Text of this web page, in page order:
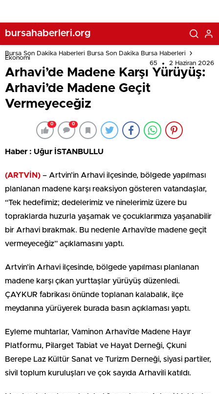
bursahaberleri.org
Bursa Son Dakika Haberleri Bursa Son Dakika Bursa Haberleri
Ekonomi
65
2 Haziran 2026
Arhavi’de Madene Karşı Yürüyüş:
Arhavi’de Madene Geçit
Vermeyeceğiz
0 0
Haber : Uğur İSTANBULLU
(ARTVİN) – Artvin’in Arhavi ilçesinde, bölgede yapılması
planlanan madene karşı reaksiyon gösteren vatandaşlar,
“Tek hedefimiz; dedelerimiz ve ninelerimiz üzere bu
topraklarda huzurla yaşamak ve çocuklarımıza yaşanabilir
bir Arhavi bırakmak. Bu nedenle Arhavi’de madene geçit
vermeyeceğiz” açıklamasını yaptı.
Artvin’in Arhavi ilçesinde, bölgede yapılması planlanan
madene karşı çıkan yurttaşlar yürüyüş düzenledi.
ÇAYKUR fabrikası önünde toplanan kalabalık, ilçe
meydanına yürüyerek burada basın açıklaması yaptı.
Eyleme muhtarlar, Vaminon Arhavi’de Madene Hayır
Platformu, Pilarget Tabiat ve Hayat Derneği, Çkuni
Berepe Laz Kültür Sanat ve Turizm Derneği, siyasi partiler,
sivil toplum kuruluşları ve çok sayıda Arhavili katıldı.